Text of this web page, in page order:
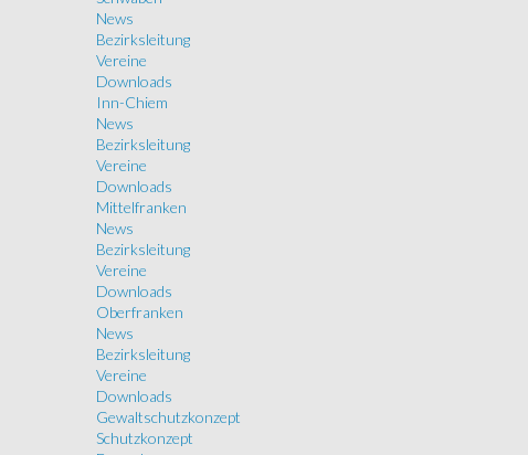
News
Bezirksleitung
Vereine
Downloads
Inn-Chiem
News
Bezirksleitung
Vereine
Downloads
Mittelfranken
News
Bezirksleitung
Vereine
Downloads
Oberfranken
News
Bezirksleitung
Vereine
Downloads
Gewaltschutzkonzept
Schutzkonzept